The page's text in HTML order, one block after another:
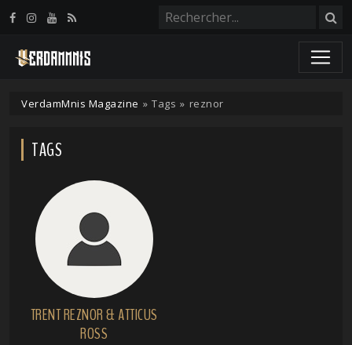
VerdamMnis Magazine » Tags » reznor
TAGS
TRENT REZNOR & ATTICUS
ROSS
Panneau de gestion des cookies